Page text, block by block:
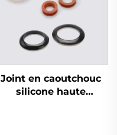
Joint en caoutchouc
silicone haute